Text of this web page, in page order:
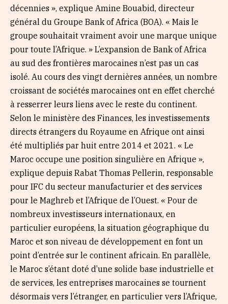
décennies », explique Amine Bouabid, directeur
général du Groupe Bank of Africa (BOA). « Mais le
groupe souhaitait vraiment avoir une marque unique
pour toute l’Afrique. » L’expansion de Bank of Africa
au sud des frontières marocaines n’est pas un cas
isolé. Au cours des vingt dernières années, un nombre
croissant de sociétés marocaines ont en effet cherché
à resserrer leurs liens avec le reste du continent.
Selon le ministère des Finances, les investissements
directs étrangers du Royaume en Afrique ont ainsi
été multipliés par huit entre 2014 et 2021. « Le
Maroc occupe une position singulière en Afrique »,
explique depuis Rabat Thomas Pellerin, responsable
pour IFC du secteur manufacturier et des services
pour le Maghreb et l’Afrique de l’Ouest. « Pour de
nombreux investisseurs internationaux, en
particulier européens, la situation géographique du
Maroc et son niveau de développement en font un
point d’entrée sur le continent africain. En parallèle,
le Maroc s’étant doté d’une solide base industrielle et
de services, les entreprises marocaines se tournent
désormais vers l’étranger, en particulier vers l’Afrique,